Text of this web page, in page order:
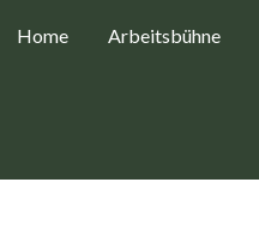
Home Arbeitsbühne